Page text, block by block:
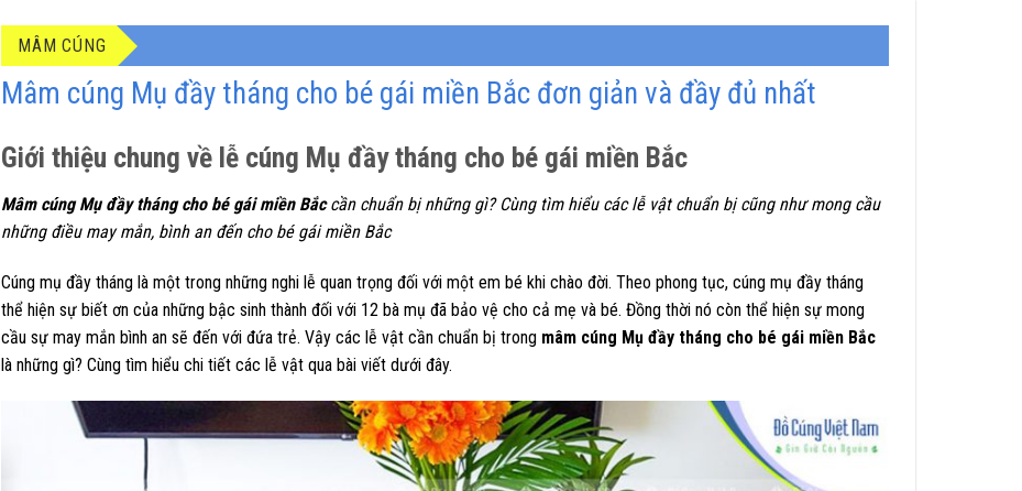
MÂM CÚNG
Mâm cúng Mụ đầy tháng cho bé gái miền Bắc đơn giản và đầy đủ nhất
Giới thiệu chung về lễ cúng Mụ đầy tháng cho bé gái miền Bắc
Mâm cúng Mụ đầy tháng cho bé gái miền Bắccần chuẩn bị những gì? Cùng tìm hiểu các lễ vật chuẩn bị cũng như mong cầu
những điều may mắn, bình an đến cho bé gái miền Bắc
Cúng mụ đầy tháng là một trong những nghi lễ quan trọng đối với một em bé khi chào đời. Theo phong tục, cúng mụ đầy tháng
thể hiện sự biết ơn của những bậc sinh thành đối với 12 bà mụ đã bảo vệ cho cả mẹ và bé. Đồng thời nó còn thể hiện sự mong
cầu sự may mắn bình an sẽ đến với đứa trẻ. Vậy các lễ vật cần chuẩn bị trong mâm cúng Mụ đầy tháng cho bé gái miền Bắc
là những gì? Cùng tìm hiểu chi tiết các lễ vật qua bài viết dưới đây.